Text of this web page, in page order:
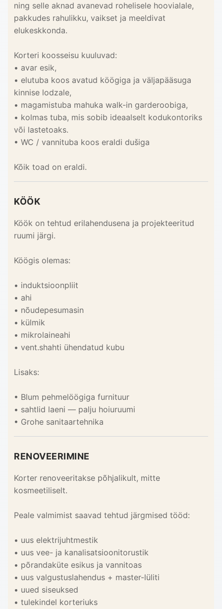
ning selle aknad avanevad rohelisele hoovialale,
pakkudes rahulikku, vaikset ja meeldivat
elukeskkonda.
Korteri koosseisu kuuluvad:
• avar esik,
• elutuba koos avatud köögiga ja väljapääsuga
kinnise lodzale,
• magamistuba mahuka walk-in garderoobiga,
• kolmas tuba, mis sobib ideaalselt kodukontoriks
või lastetoaks.
• WC / vannituba koos eraldi dušiga
Kõik toad on eraldi.
KÖÖK
Köök on tehtud erilahendusena ja projekteeritud
ruumi järgi.
Köögis olemas:
• induktsioonpliit
• ahi
• nõudepesumasin
• külmik
• mikrolaineahi
• vent.shahti ühendatud kubu
Lisaks:
• Blum pehmelöögiga furnituur
• sahtlid laeni — palju hoiuruumi
• Grohe sanitaartehnika
RENOVEERIMINE
Korter renoveeritakse põhjalikult, mitte
kosmeetiliselt.
Peale valmimist saavad tehtud järgmised tööd:
• uus elektrijuhtmestik
• uus vee- ja kanalisatsioonitorustik
• põrandaküte esikus ja vannitoas
• uus valgustuslahendus + master-lüliti
• uued siseuksed
• tulekindel korteriuks